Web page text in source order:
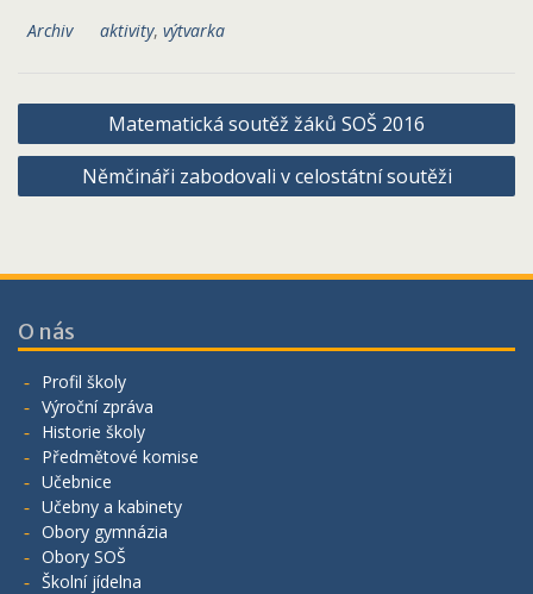
Archiv aktivity, výtvarka
Navigace
pro
příspěvek
Matematická soutěž žáků SOŠ 2016
Němčináři zabodovali v celostátní soutěži
O nás
Profil školy
Výroční zpráva
Historie školy
Předmětové komise
Učebnice
Učebny a kabinety
Obory gymnázia
Obory SOŠ
Školní jídelna